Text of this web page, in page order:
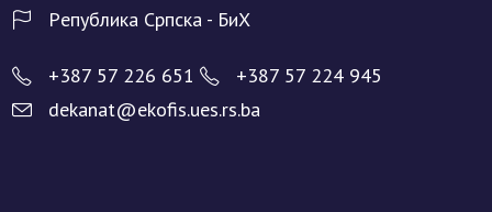
Рeпублика Српска - БиХ
+387 57 226 651
+387 57 224 945
dekanat@ekofis.ues.rs.ba